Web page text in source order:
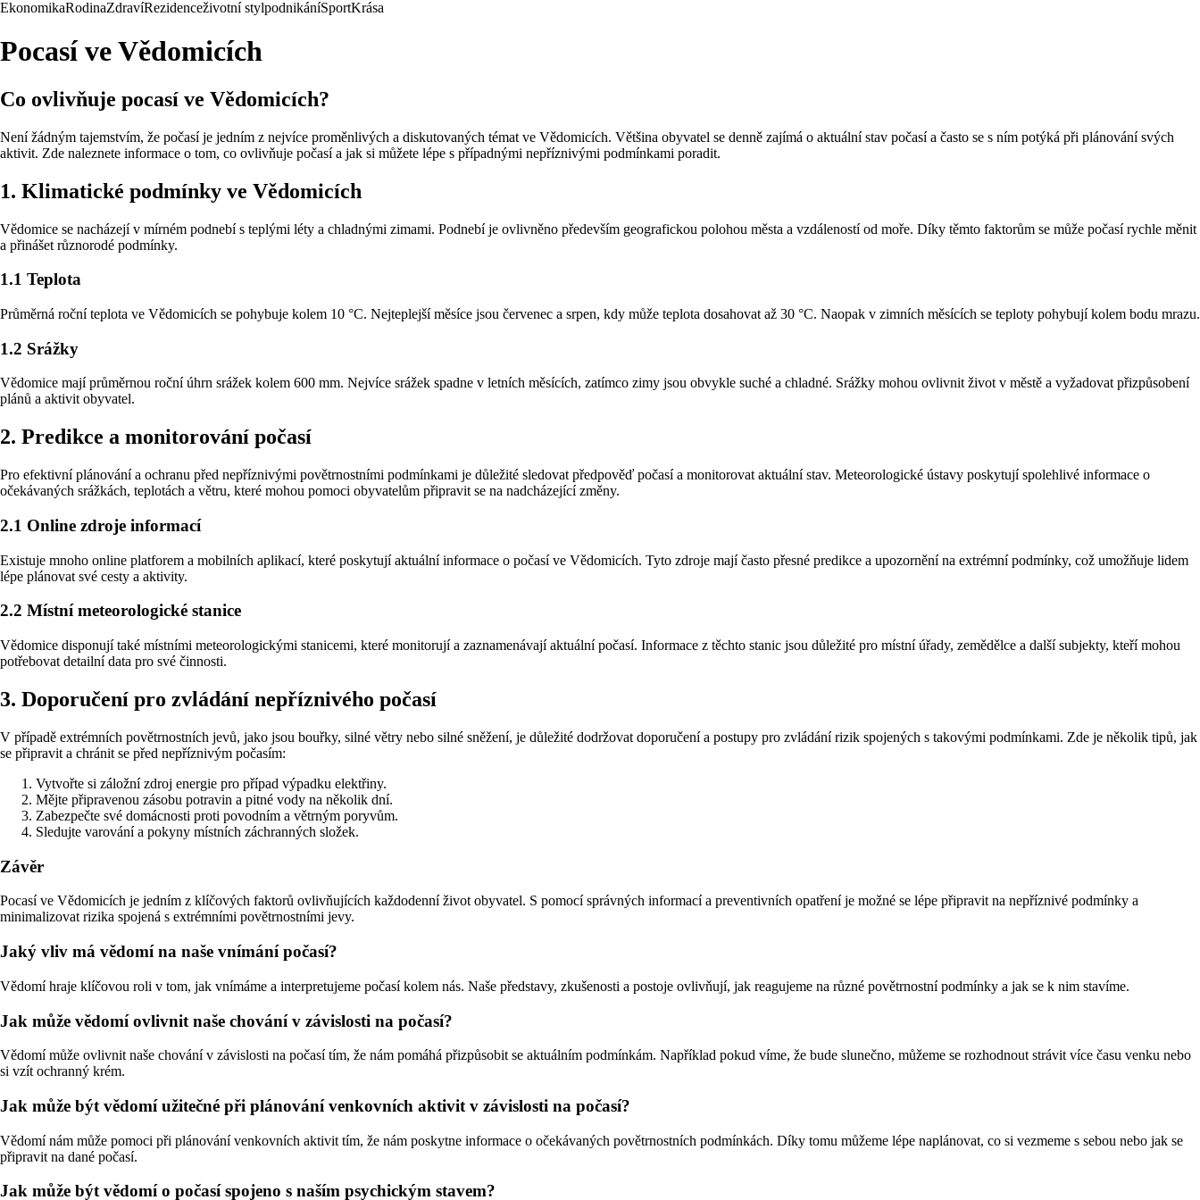
EkonomikaRodinaZdravíRezidenceživotní stylpodnikáníSportKrása
Pocasí ve Vědomicích
Co ovlivňuje pocasí ve Vědomicích?
Není žádným tajemstvím, že počasí je jedním z nejvíce proměnlivých a diskutovaných témat ve Vědomicích. Většina obyvatel se denně zajímá o aktuální stav počasí a často se s ním potýká při plánování svých
aktivit. Zde naleznete informace o tom, co ovlivňuje počasí a jak si můžete lépe s případnými nepříznivými podmínkami poradit.
1. Klimatické podmínky ve Vědomicích
Vědomice se nacházejí v mírném podnebí s teplými léty a chladnými zimami. Podnebí je ovlivněno především geografickou polohou města a vzdáleností od moře. Díky těmto faktorům se může počasí rychle měnit
a přinášet různorodé podmínky.
1.1 Teplota
Průměrná roční teplota ve Vědomicích se pohybuje kolem 10 °C. Nejteplejší měsíce jsou červenec a srpen, kdy může teplota dosahovat až 30 °C. Naopak v zimních měsících se teploty pohybují kolem bodu mrazu.
1.2 Srážky
Vědomice mají průměrnou roční úhrn srážek kolem 600 mm. Nejvíce srážek spadne v letních měsících, zatímco zimy jsou obvykle suché a chladné. Srážky mohou ovlivnit život v městě a vyžadovat přizpůsobení
plánů a aktivit obyvatel.
2. Predikce a monitorování počasí
Pro efektivní plánování a ochranu před nepříznivými povětrnostními podmínkami je důležité sledovat předpověď počasí a monitorovat aktuální stav. Meteorologické ústavy poskytují spolehlivé informace o
očekávaných srážkách, teplotách a větru, které mohou pomoci obyvatelům připravit se na nadcházející změny.
2.1 Online zdroje informací
Existuje mnoho online platforem a mobilních aplikací, které poskytují aktuální informace o počasí ve Vědomicích. Tyto zdroje mají často přesné predikce a upozornění na extrémní podmínky, což umožňuje lidem
lépe plánovat své cesty a aktivity.
2.2 Místní meteorologické stanice
Vědomice disponují také místními meteorologickými stanicemi, které monitorují a zaznamenávají aktuální počasí. Informace z těchto stanic jsou důležité pro místní úřady, zemědělce a další subjekty, kteří mohou
potřebovat detailní data pro své činnosti.
3. Doporučení pro zvládání nepříznivého počasí
V případě extrémních povětrnostních jevů, jako jsou bouřky, silné větry nebo silné sněžení, je důležité dodržovat doporučení a postupy pro zvládání rizik spojených s takovými podmínkami. Zde je několik tipů, jak
se připravit a chránit se před nepříznivým počasím:
Vytvořte si záložní zdroj energie pro případ výpadku elektřiny.
Mějte připravenou zásobu potravin a pitné vody na několik dní.
Zabezpečte své domácnosti proti povodním a větrným poryvům.
Sledujte varování a pokyny místních záchranných složek.
Závěr
Pocasí ve Vědomicích je jedním z klíčových faktorů ovlivňujících každodenní život obyvatel. S pomocí správných informací a preventivních opatření je možné se lépe připravit na nepříznivé podmínky a
minimalizovat rizika spojená s extrémními povětrnostními jevy.
Jaký vliv má vědomí na naše vnímání počasí?
Vědomí hraje klíčovou roli v tom, jak vnímáme a interpretujeme počasí kolem nás. Naše představy, zkušenosti a postoje ovlivňují, jak reagujeme na různé povětrnostní podmínky a jak se k nim stavíme.
Jak může vědomí ovlivnit naše chování v závislosti na počasí?
Vědomí může ovlivnit naše chování v závislosti na počasí tím, že nám pomáhá přizpůsobit se aktuálním podmínkám. Například pokud víme, že bude slunečno, můžeme se rozhodnout strávit více času venku nebo
si vzít ochranný krém.
Jak může být vědomí užitečné při plánování venkovních aktivit v závislosti na počasí?
Vědomí nám může pomoci při plánování venkovních aktivit tím, že nám poskytne informace o očekávaných povětrnostních podmínkách. Díky tomu můžeme lépe naplánovat, co si vezmeme s sebou nebo jak se
připravit na dané počasí.
Jak může být vědomí o počasí spojeno s naším psychickým stavem?